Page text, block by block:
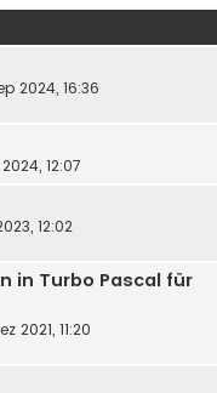
2024, 16:36
12:07
12:02
in Turbo Pascal für
2021, 11:20